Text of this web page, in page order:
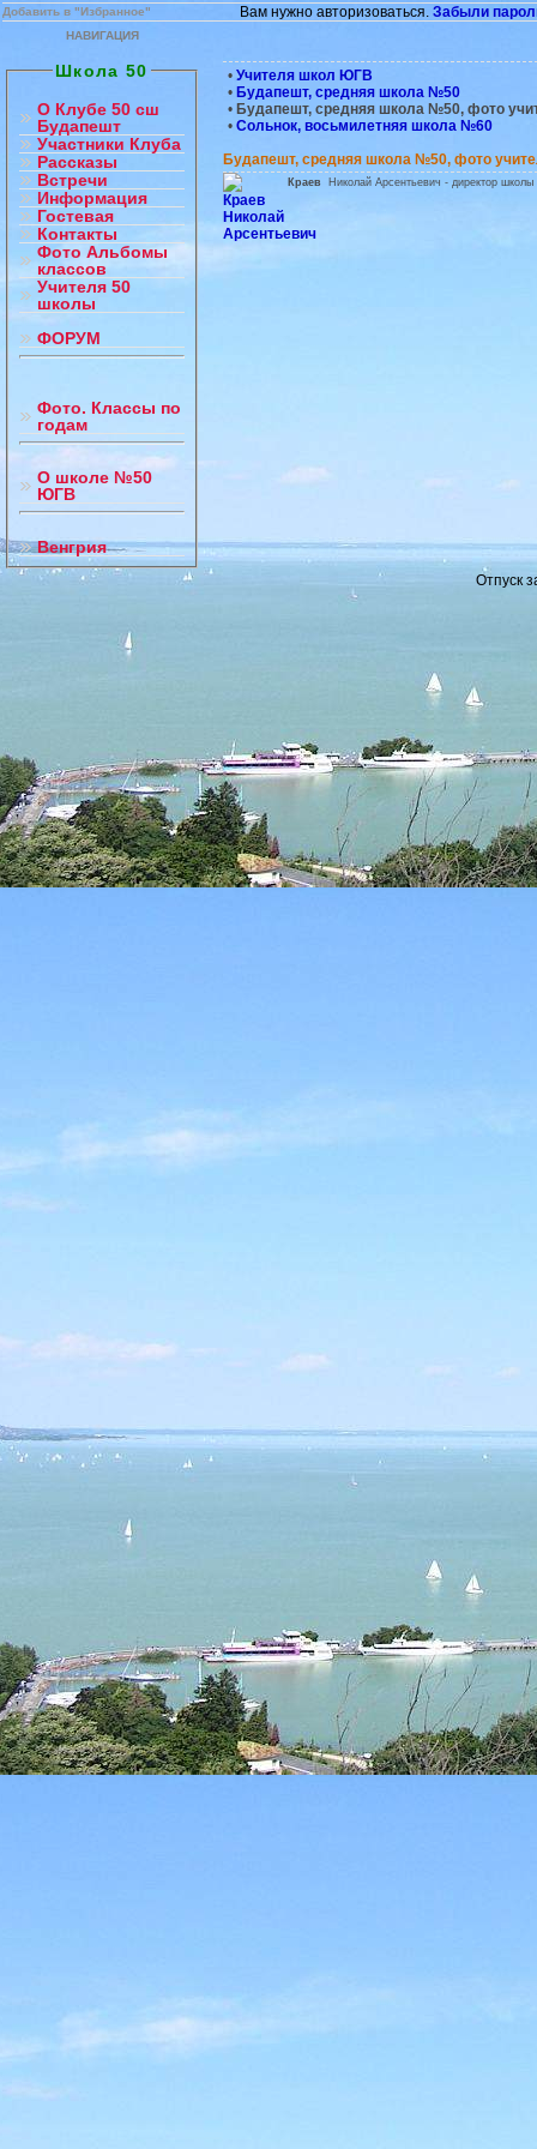
Добавить в "Избранное" Вам нужно авторизоваться. Забыли
НАВИГАЦИЯ
Школа 50
О Клубе 50 сш
Будапешт
Участники Клуба
Рассказы
Встречи
Информация
Гостевая
Контакты
Фото Альбомы
классов
Учителя 50
школы
ФОРУМ
Фото. Классы по
годам
О школе №50
ЮГВ
Венгрия
• Учителя школ ЮГВ
• Будапешт, средняя школа №50
• Будапешт, средняя школа №50, фото
• Сольнок, восьмилетняя школа №60
Будапешт, средняя школа №50, фото
Краев Николай Арсентьевич - директор школы
Отпуск